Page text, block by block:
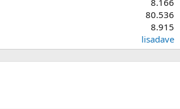
8.166
80.536
8.915
lisadave